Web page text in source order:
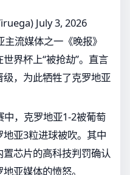
July 3, 2026
流媒体之一《晚报》
界杯上“被抢劫”。直言
，为此牺牲了克罗地亚
，克罗地亚1-2被葡萄
亚3粒进球被吹。其中
芯片的高科技判罚确认
亚媒体的愤怒。